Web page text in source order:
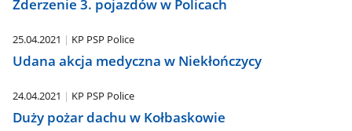
Zderzenie 3. pojazdów w Policach
25.04.2021 KP PSP Police
Udana akcja medyczna w Niekłończycy
24.04.2021 KP PSP Police
Duży pożar dachu w Kołbaskowie